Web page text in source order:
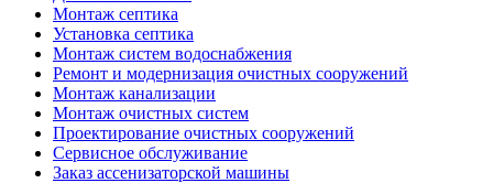
Монтаж септика
Установка септика
Монтаж систем водоснабжения
Ремонт и модернизация очистных сооружений
Монтаж канализации
Монтаж очистных систем
Проектирование очистных сооружений
Сервисное обслуживание
Заказ ассенизаторской машины